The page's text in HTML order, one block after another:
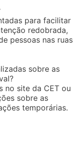
para facilitar
redobrada,
pessoas nas ruas
sobre as
no site da CET ou
sobre as
temporárias.